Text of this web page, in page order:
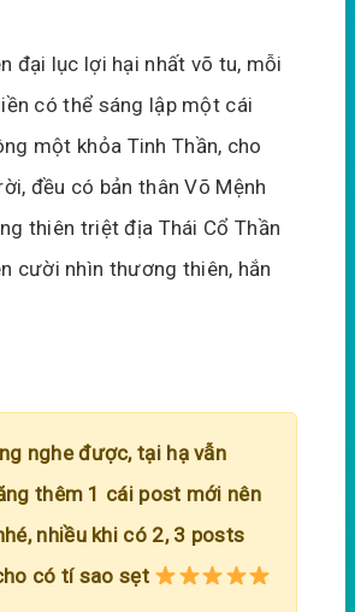
đại lục lợi hại nhất võ tu, mỗi
có thể sáng lập một cái
một khỏa Tinh Thần, cho
đều có bản thân Võ Mệnh
thiên triệt địa Thái Cổ Thần
cười nhìn thương thiên, hắn
nghe được, tại hạ vẫn
thêm 1 cái post mới nên
nhiều khi có 2, 3 posts
có tí sao sẹt